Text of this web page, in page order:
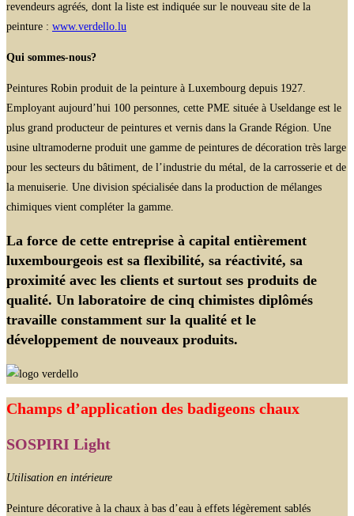
revendeurs agréés, dont la liste est indiquée sur le nouveau site de la
peinture : www.verdello.lu
Qui sommes-nous?
Peintures Robin produit de la peinture à Luxembourg depuis 1927.
Employant aujourd’hui 100 personnes, cette PME située à Useldange est le
plus grand producteur de peintures et vernis dans la Grande Région. Une
usine ultramoderne produit une gamme de peintures de décoration très large
pour les secteurs du bâtiment, de l’industrie du métal, de la carrosserie et de
la menuiserie. Une division spécialisée dans la production de mélanges
chimiques vient compléter la gamme.
La force de cette entreprise à capital entièrement
luxembourgeois est sa flexibilité, sa réactivité, sa
proximité avec les clients et surtout ses produits de
qualité. Un laboratoire de cinq chimistes diplômés
travaille constamment sur la qualité et le
développement de nouveaux produits.
Champs d’application des badigeons chaux
SOSPIRI Light
Utilisation en intérieure
Peinture décorative à la chaux à bas d’eau à effets légèrement sablés